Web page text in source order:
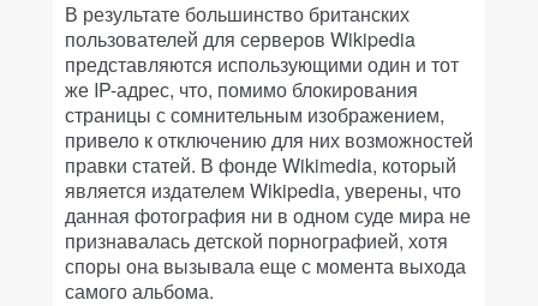
В результате большинство британских
пользователей для серверов Wikipedia
представляются использующими один и тот
же IP-адрес, что, помимо блокирования
страницы с сомнительным изображением,
привело к отключению для них возможностей
правки статей. В фонде Wikimedia, который
является издателем Wikipedia, уверены, что
данная фотография ни в одном суде мира не
признавалась детской порнографией, хотя
споры она вызывала еще с момента выхода
самого альбома.